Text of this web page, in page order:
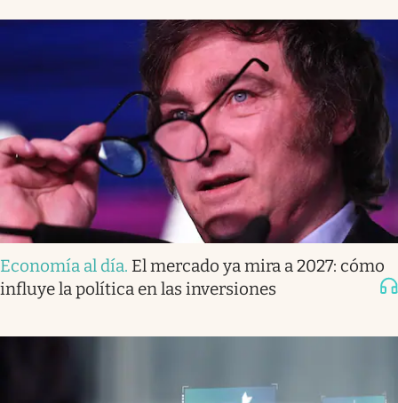
Economía al día. El mercado ya mira a 2027: cómo
influye la política en las inversiones